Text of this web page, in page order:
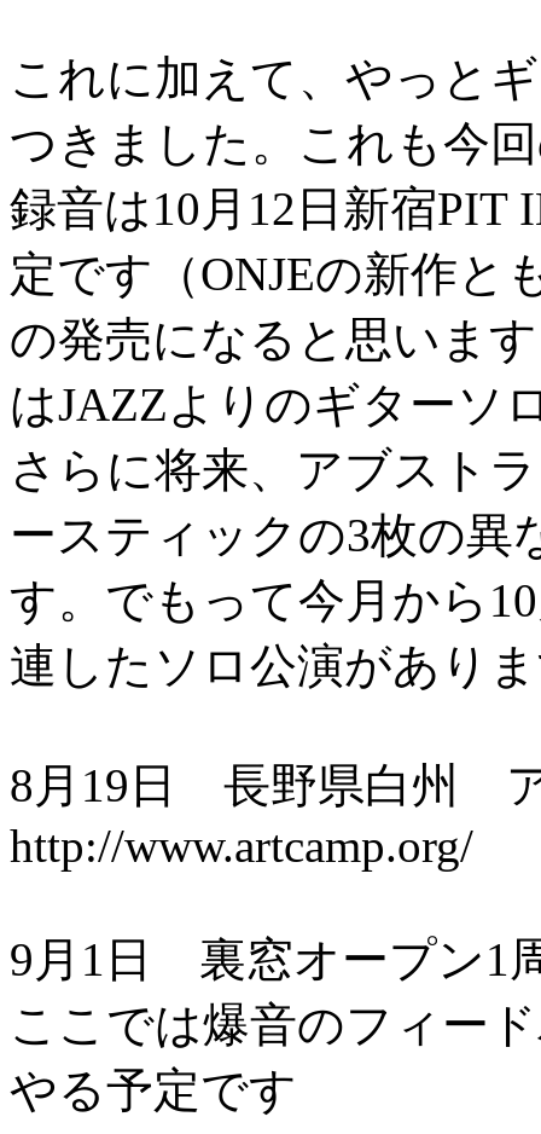
これに加えて、やっと
つきました。これも今
録音は10月12日新宿PIT
定です（ONJEの新作と
の発売になると思いま
はJAZZよりのギターソ
さらに将来、アブスト
ースティックの3枚の異
す。でもって今月から
連したソロ公演があり
8月19日 長野県白州
http://www.artcamp.org/
9月1日 裏窓オープン1
ここでは爆音のフィー
やる予定です